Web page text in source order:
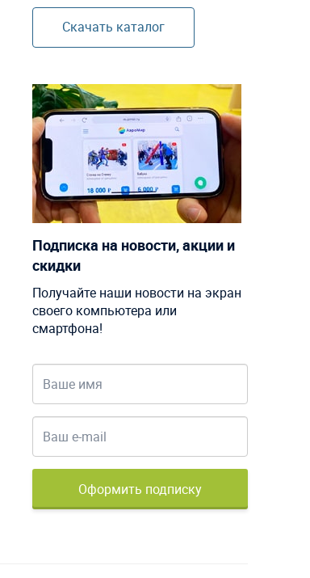
Скачать каталог
Подписка на новости, акции и
скидки
Получайте наши новости на экран
своего компьютера или
смартфона!
Оформить подписку